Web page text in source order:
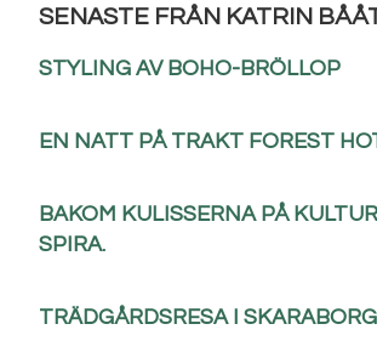
SENASTE FRÅN KATRIN
STYLING AV BOHO-BRÖLLOP
EN NATT PÅ TRAKT FOREST
BAKOM KULISSERNA PÅ
SPIRA.
TRÄDGÅRDSRESA I